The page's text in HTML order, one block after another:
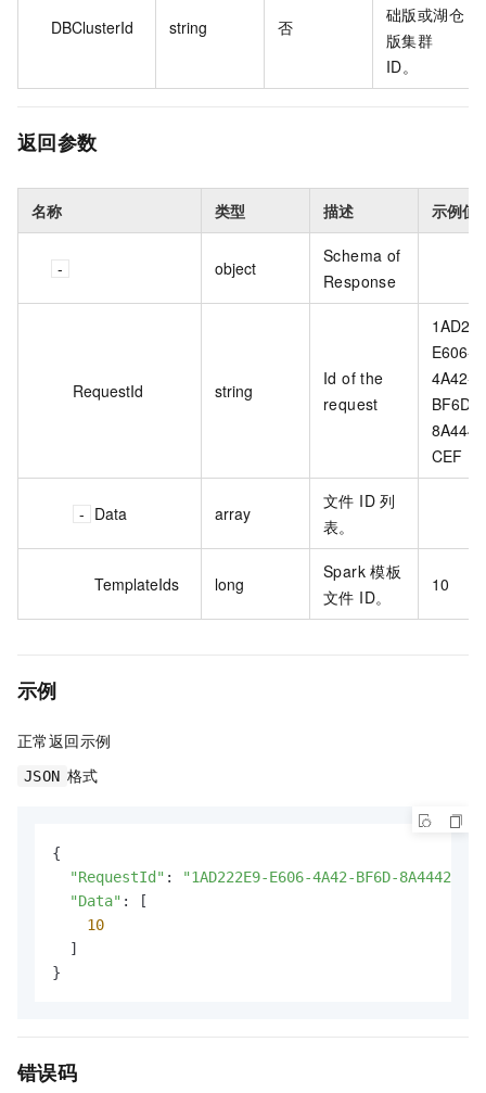
DBClusterId string 否
础版或湖仓
版集群
ID。
返回参数
名称 类型 描述 示例值
object
Schema of
Response
RequestId string
Id of the
request
E606-
4A42-
BF6D-
CEF
Data array
文件 ID 列
表。
TemplateIds long
Spark 模板
文件 ID。
10
示例
正常返回示例
JSON 格式
{
"RequestId" :
"1AD222E9-E606-4A42-BF6D-
"Data" : [
10
  ]
}
错误码